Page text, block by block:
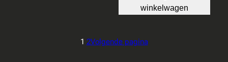
winkelwagen
1 2Volgende pagina